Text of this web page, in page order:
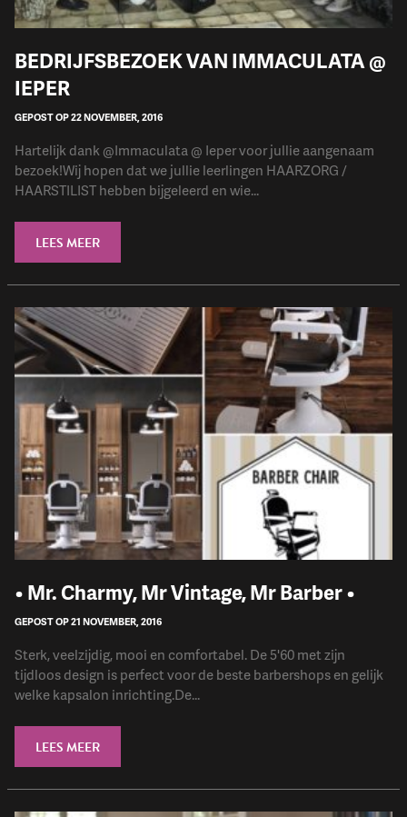
BEDRIJFSBEZOEK VAN IMMACULATA @
IEPER
GEPOST OP 22 NOVEMBER, 2016
Hartelijk dank @Immaculata @ Ieper voor jullie aangenaam
bezoek!Wij hopen dat we jullie leerlingen HAARZORG /
HAARSTILIST hebben bijgeleerd en wie...
LEES MEER
• Mr. Charmy, Mr Vintage, Mr Barber •
GEPOST OP 21 NOVEMBER, 2016
Sterk, veelzijdig, mooi en comfortabel. De 5'60 met zijn
tijdloos design is perfect voor de beste barbershops en gelijk
welke kapsalon inrichting.De...
LEES MEER